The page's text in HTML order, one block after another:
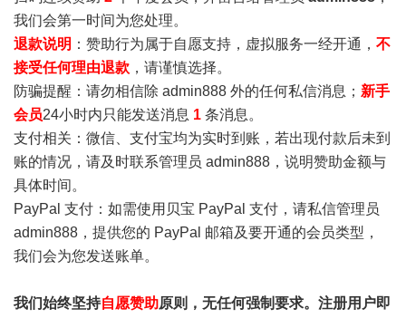
我们会第一时间为您处理。
退款说明 ：赞助行为属于自愿支持，虚拟服务一经开通， 不
接受任何理由退款 ，请谨慎选择。
防骗提醒：请勿相信除 admin888 外的任何私信消息； 新手
会员24小时内只能发送消息 1 条消息。
支付相关：微信、支付宝均为实时到账，若出现付款后未到
账的情况，请及时联系管理员 admin888，说明赞助金额与
具体时间。
PayPal 支付：如需使用贝宝 PayPal 支付，请私信管理员
admin888，提供您的 PayPal 邮箱及要开通的会员类型，
我们会为您发送账单。
我们始终坚持自愿赞助原则，无任何强制要求。注册用户即